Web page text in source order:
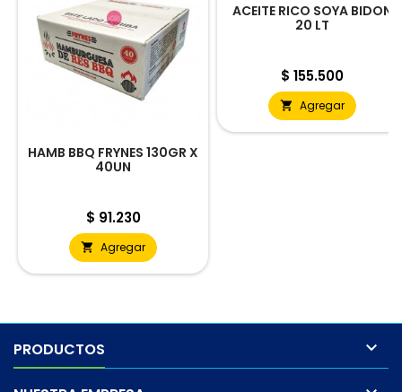
HAMB BBQ FRYNES 130GR X
40UN
Precio
$ 91.230
 Agregar
ACEITE RICO SOYA BIDON
20 LT
Precio
$ 155.500
 Agregar
PRODUCTOS 